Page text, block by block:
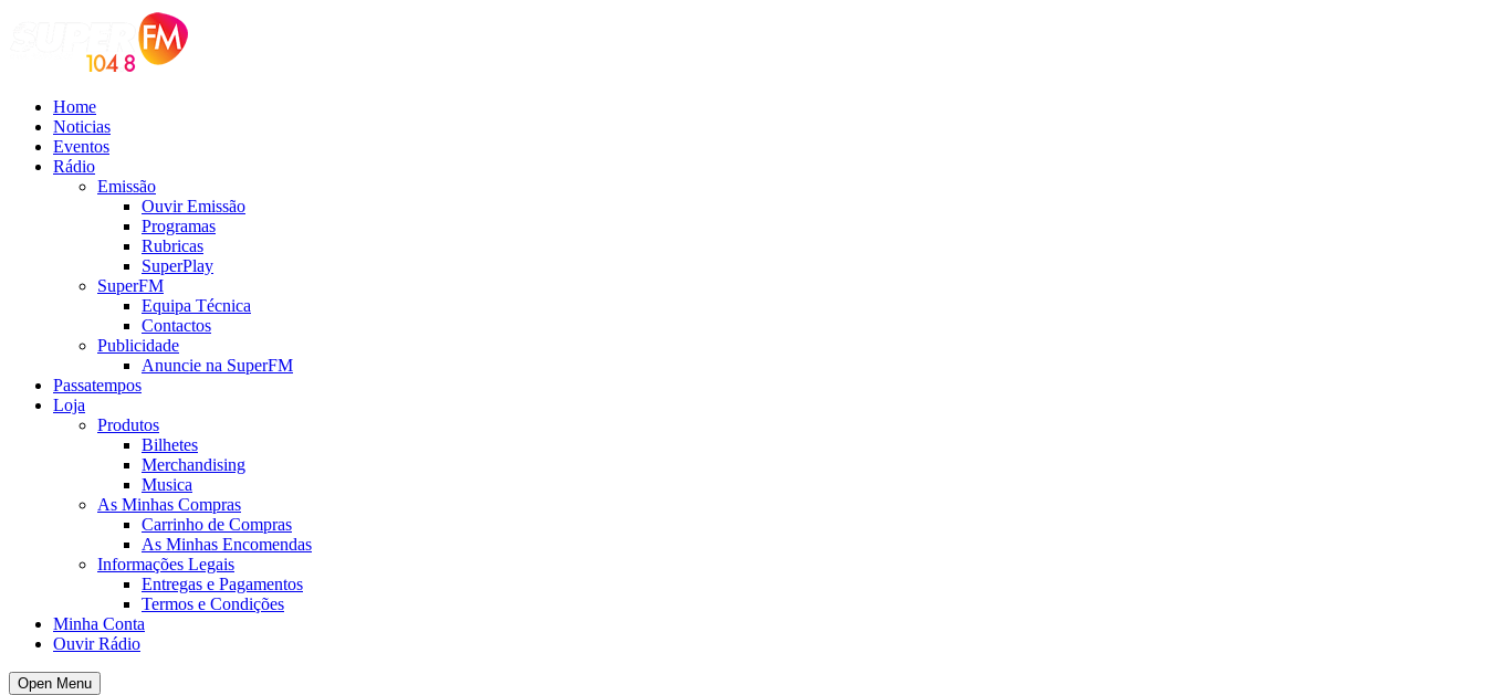
Home
Noticias
Eventos
Rádio
Emissão
Ouvir Emissão
Programas
Rubricas
SuperPlay
SuperFM
Equipa Técnica
Contactos
Publicidade
Anuncie na SuperFM
Passatempos
Loja
Produtos
Bilhetes
Merchandising
Musica
As Minhas Compras
Carrinho de Compras
As Minhas Encomendas
Informações Legais
Entregas e Pagamentos
Termos e Condições
Minha Conta
Ouvir Rádio
Open Menu